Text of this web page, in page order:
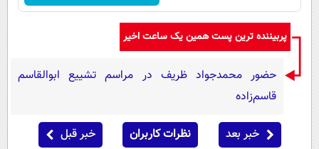
پربیننده ترین پست همین یک ساعت اخیر
حضور محمدجواد ظریف در مراسم تشییع ابوالقاسم
قاسم‌زاده
خبر بعد نظرات کاربران خبر قبل